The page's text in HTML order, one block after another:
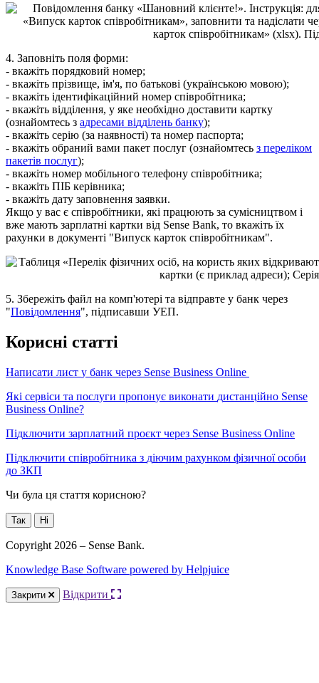
4. Заповніть поля форми:
- вкажіть порядковий номер;
- вкажіть прізвище, ім'я, по батькові (українською мовою);
- вкажіть ідентифікаційний номер співробітника;
- вкажіть відділення, у яке необхідно доставити картку
(ознайомтесь з адресами відділень банку);
- вкажіть серію (за наявності) та номер паспорта;
- вкажіть обраний вами пакет послуг (ознайомтесь з переліком
пакетів послуг);
- вкажіть номер мобільного телефону співробітника;
- вкажіть ПІБ керівника;
- вкажіть дату заповнення заявки.
Якщо у вас є співробітники, які працюють за сумісництвом і
вже мають зарплатні картки від Sense Bank, то вкажіть їх
рахунки в документі "Випуск карток співробітникам".
5. Збережіть файл на комп'ютері та відправте у банк через
"Повідомлення", підписавши УЕП.
Корисні статті
Написати лист у банк через Sense Business Online
Які сервіси та послуги пропонує виконати дистанційно Sense
Business Online?
Підключити зарплатний проєкт через Sense Business Online
Підключити співробітника з діючим рахунком фізичної особи
до ЗКП
Чи була ця стаття корисною?
Так Ні
Copyright 2026 – Sense Bank.
Knowledge Base Software powered by Helpjuice
Закрити Відкрити